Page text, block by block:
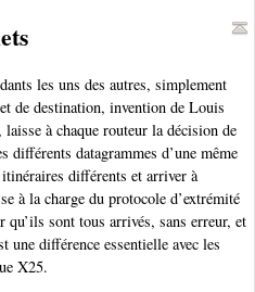
les uns des autres, simplement
de destination, invention de Louis
à chaque routeur la décision de
différents datagrammes d’une même
différents et arriver à
à la charge du protocole d’extrémité
sont tous arrivés, sans erreur, et
une différence essentielle avec les
X25.